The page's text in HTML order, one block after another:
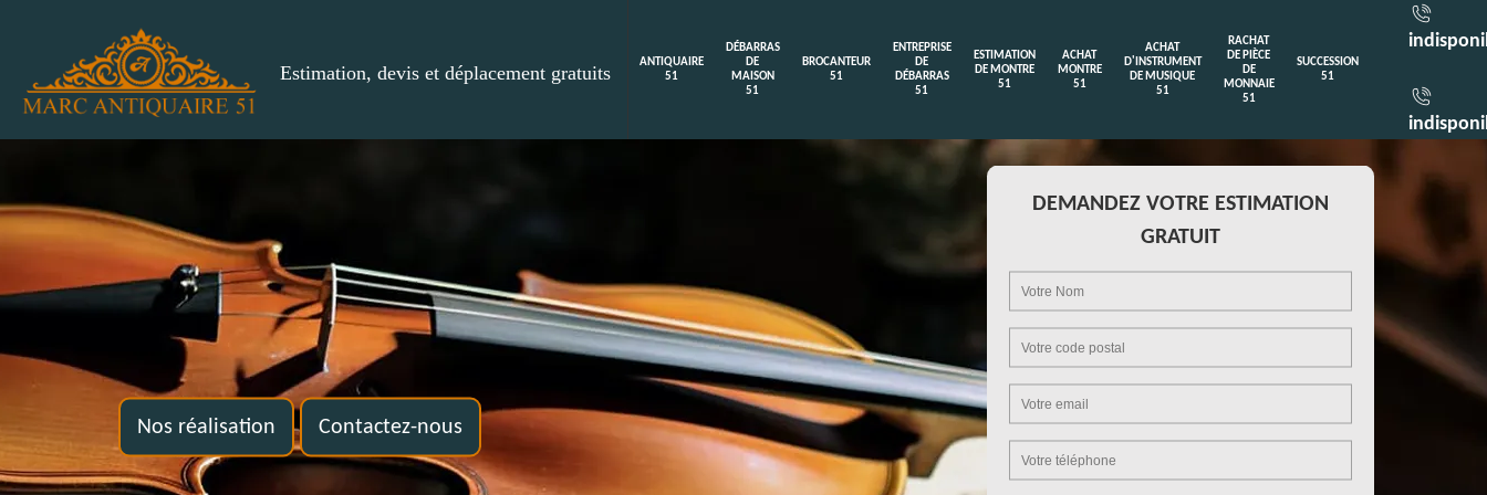
Estimation, devis et déplacement gratuits
ANTIQUAIRE
51
DÉBARRAS
DE
MAISON
51
BROCANTEUR
51
ENTREPRISE
DE
DÉBARRAS
51
ESTIMATION
DE MONTRE
51
ACHAT
MONTRE
51
ACHAT
D'INSTRUMENT
DE MUSIQUE
51
RACHAT
DE PIÈCE
DE
MONNAIE
51
SUCCESSION
51
Nos réalisation Contactez-nous
DEMANDEZ VOTRE ESTIMATION
GRATUIT